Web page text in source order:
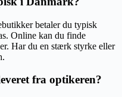
betaler du typisk
Online kan du finde
Har du en stærk styrke eller
fra optikeren?